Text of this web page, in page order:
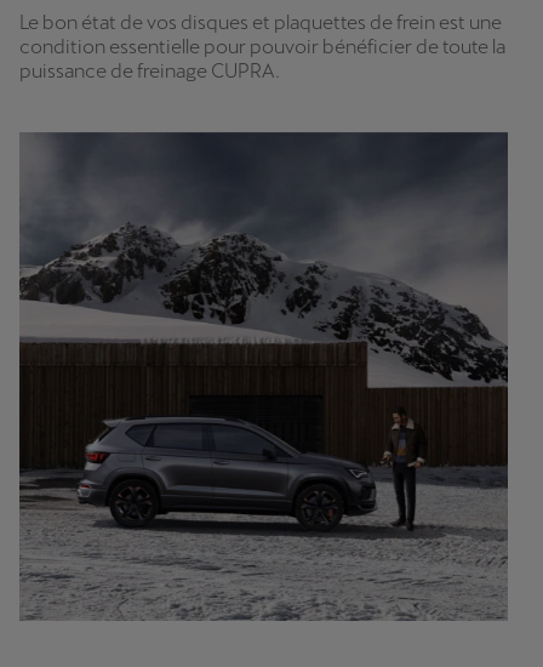
Le bon état de vos disques et plaquettes de frein est une
condition essentielle pour pouvoir bénéficier de toute la
puissance de freinage CUPRA.